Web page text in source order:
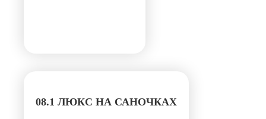
08.1 ЛЮКС НА САНОЧКАХ